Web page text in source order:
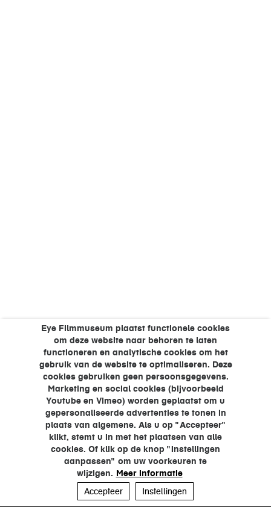
Eye Filmmuseum plaatst functionele cookies
om deze website naar behoren te laten
functioneren en analytische cookies om het
gebruik van de website te optimaliseren. Deze
cookies gebruiken geen persoonsgegevens.
Marketing en social cookies (bijvoorbeeld
Youtube en Vimeo) worden geplaatst om u
gepersonaliseerde advertenties te tonen in
plaats van algemene. Als u op "Accepteer"
klikt, stemt u in met het plaatsen van alle
cookies. Of klik op de knop "Instellingen
aanpassen" om uw voorkeuren te
wijzigen. Meer informatie
Accepteer
Instellingen